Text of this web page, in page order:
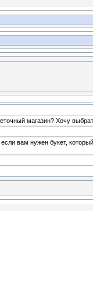
магазин? Хочу
если вам нужен букет,